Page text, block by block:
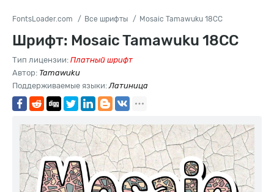
FontsLoader.com Все шрифты Mosaic Tamawuku 18CC
Шрифт: Mosaic Tamawuku 18CC
Тип лицензии: Платный шрифт
Автор: Tamawuku
Поддерживаемые языки:Латиница